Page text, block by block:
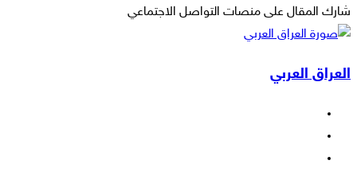
شارك المقال على منصات التواصل الاجتماعي
فيسبوك
‫X
ماسنجر
ماسنجر
واتساب
تيلقرام
ڤايبر
لاين
مشاركة
البريد
طباعة
العراق العربي